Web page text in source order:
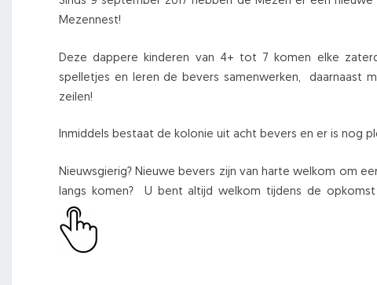
Mezennest!
Deze dappere kinderen van 4+ tot 7 komen elke
spelletjes en leren de bevers samenwerken, daarnaast
zeilen!
Inmiddels bestaat de kolonie uit acht bevers en er is nog
Nieuwsgierig? Nieuwe bevers zijn van harte welkom om
langs komen? U bent altijd welkom tijdens de opkomst